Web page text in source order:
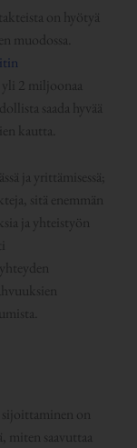
on hyötyä
muodossa.
yli 2 miljoonaa
saada hyvää
kautta.
ja yrittämisessä;
sitä enemmän
ja yhteistyön
on
miten saavuttaa